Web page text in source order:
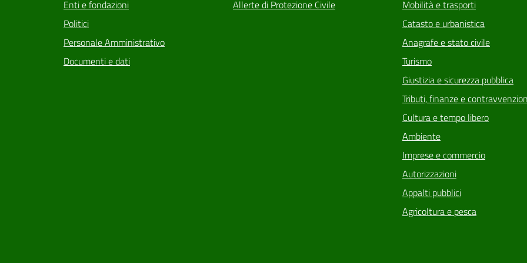
Enti e fondazioni
Politici
Personale Amministrativo
Documenti e dati
Allerte di Protezione Civile
Mobilità e trasporti
Catasto e urbanistica
Anagrafe e stato civile
Turismo
Giustizia e sicurezza pubblica
Tributi, finanze e
Cultura e tempo libero
Ambiente
Imprese e commercio
Autorizzazioni
Appalti pubblici
Agricoltura e pesca